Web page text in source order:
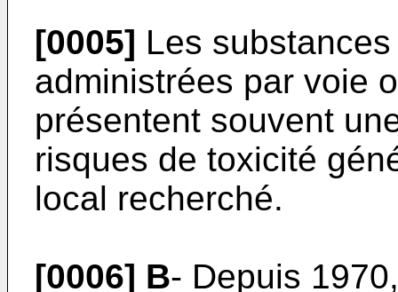
[0005] Les
administrées par voie
présentent souvent
risques de toxicité
local recherché.
[0006] B- Depuis